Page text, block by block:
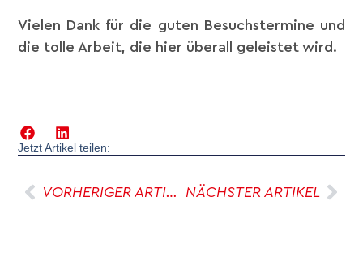
Vielen Dank für die guten Besuchstermine und
die tolle Arbeit, die hier überall geleistet wird.
Jetzt Artikel teilen:
VORHERIGER ARTIKEL NÄCHSTER ARTIKEL